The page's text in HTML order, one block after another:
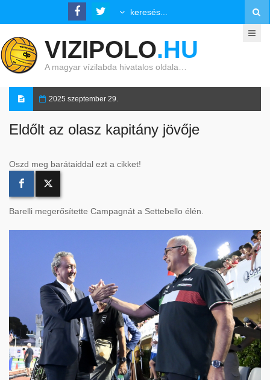
VIZIPOLO.HU
A magyar vízilabda hivatalos oldala…
2025 szeptember 29.
Eldőlt az olasz kapitány jövője
Oszd meg barátaiddal ezt a cikket!
Barelli megerősítette Campagnát a Settebello élén.